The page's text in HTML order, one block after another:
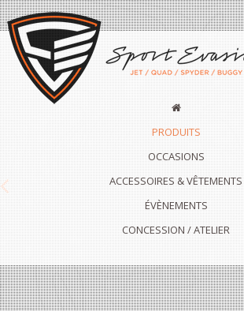
PRODUITS
OCCASIONS
ACCESSOIRES & VÊTEMENTS
ÉVÈNEMENTS
CONCESSION / ATELIER
Previous